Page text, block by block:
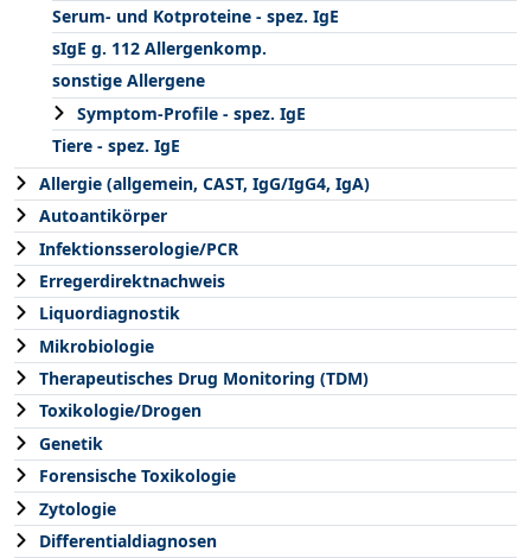
Serum- und Kotproteine - spez. IgE
sIgE g. 112 Allergenkomp.
sonstige Allergene
Symptom-Profile - spez. IgE
Tiere - spez. IgE
Allergie (allgemein, CAST, IgG/IgG4, IgA)
Autoantikörper
Infektionsserologie/PCR
Erregerdirektnachweis
Liquordiagnostik
Mikrobiologie
Therapeutisches Drug Monitoring (TDM)
Toxikologie/Drogen
Genetik
Forensische Toxikologie
Zytologie
Differentialdiagnosen